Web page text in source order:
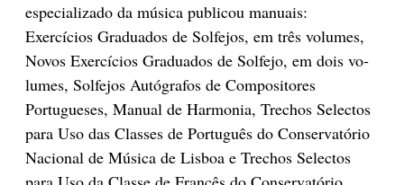
especializado da música publicou manuais:
Exercícios Graduados de Solfejos, em três volumes,
Novos Exercícios Graduados de Solfejo, em dois vo­
lumes, Solfejos Autógrafos de Compositores
Portugueses, Manual de Harmonia, Trechos Selectos
para Uso das Classes de Português do Conservatório
Nacional de Música de Lisboa e Trechos Selectos